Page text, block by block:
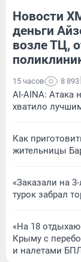
Новости
деньги
возле ТЦ,
15 часов 8 893
AI-AINA: Атака
хватило
Как
жительницы
«Заказали на
турок забрал
«На 18
Крыму с
и налетами